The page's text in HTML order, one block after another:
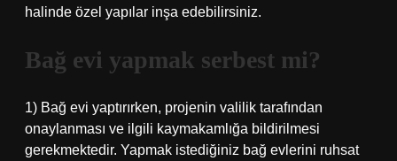
halinde özel yapılar inşa edebilirsiniz.
Bağ evi yapmak serbest mi?
1) Bağ evi yaptırırken, projenin valilik tarafından
onaylanması ve ilgili kaymakamlığa bildirilmesi
gerekmektedir. Yapmak istediğiniz bağ evlerini ruhsat